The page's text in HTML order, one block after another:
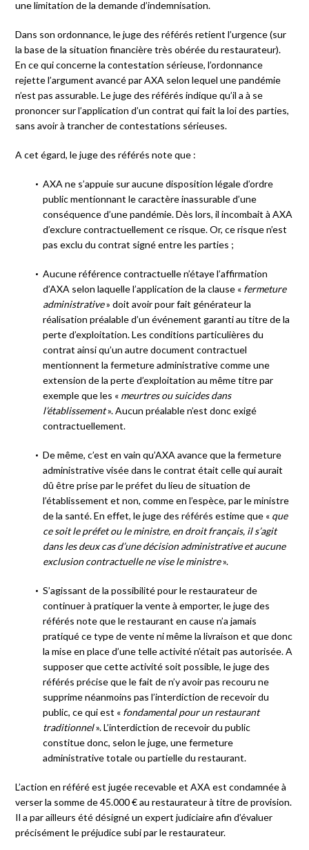
une limitation de la demande d’indemnisation.
Dans son ordonnance, le juge des référés retient l’urgence (sur
la base de la situation financière très obérée du restaurateur).
En ce qui concerne la contestation sérieuse, l’ordonnance
rejette l’argument avancé par AXA selon lequel une pandémie
n’est pas assurable. Le juge des référés indique qu’il a à se
prononcer sur l’application d’un contrat qui fait la loi des parties,
sans avoir à trancher de contestations sérieuses.
A cet égard, le juge des référés note que :
AXA ne s’appuie sur aucune disposition légale d’ordre
public mentionnant le caractère inassurable d’une
conséquence d’une pandémie. Dès lors, il incombait à AXA
d’exclure contractuellement ce risque. Or, ce risque n’est
pas exclu du contrat signé entre les parties ;
Aucune référence contractuelle n’étaye l’affirmation
d’AXA selon laquelle l’application de la clause « fermeture
administrative» doit avoir pour fait générateur la
réalisation préalable d’un événement garanti au titre de la
perte d’exploitation. Les conditions particulières du
contrat ainsi qu’un autre document contractuel
mentionnent la fermeture administrative comme une
extension de la perte d’exploitation au même titre par
exemple que les « meurtres ou suicides dans
l’établissement». Aucun préalable n’est donc exigé
contractuellement.
De même, c’est en vain qu’AXA avance que la fermeture
administrative visée dans le contrat était celle qui aurait
dû être prise par le préfet du lieu de situation de
l’établissement et non, comme en l’espèce, par le ministre
de la santé. En effet, le juge des référés estime que « que
ce soit le préfet ou le ministre, en droit français, il s’agit
dans les deux cas d’une décision administrative et aucune
exclusion contractuelle ne vise le ministre».
S’agissant de la possibilité pour le restaurateur de
continuer à pratiquer la vente à emporter, le juge des
référés note que le restaurant en cause n’a jamais
pratiqué ce type de vente ni même la livraison et que donc
la mise en place d’une telle activité n’était pas autorisée. A
supposer que cette activité soit possible, le juge des
référés précise que le fait de n’y avoir pas recouru ne
supprime néanmoins pas l’interdiction de recevoir du
public, ce qui est « fondamental pour un restaurant
traditionnel». L’interdiction de recevoir du public
constitue donc, selon le juge, une fermeture
administrative totale ou partielle du restaurant.
L’action en référé est jugée recevable et AXA est condamnée à
verser la somme de 45.000 € au restaurateur à titre de provision.
Il a par ailleurs été désigné un expert judiciaire afin d’évaluer
précisément le préjudice subi par le restaurateur.